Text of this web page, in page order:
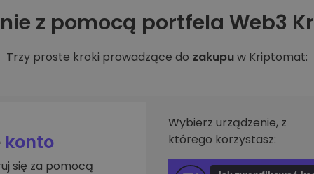
dodane
dodane do Kriptomat
za równowartość
Zdobywaj nagrody za swoje
Skarbiec
Regularnie zaplanowane
Alerty
z pomocą portfela Web3
Trzy proste kroki prowadzące do zakupuw Kriptomat:
konto
się za pomocą
Wybierz urządzenie, z
którego korzystasz: